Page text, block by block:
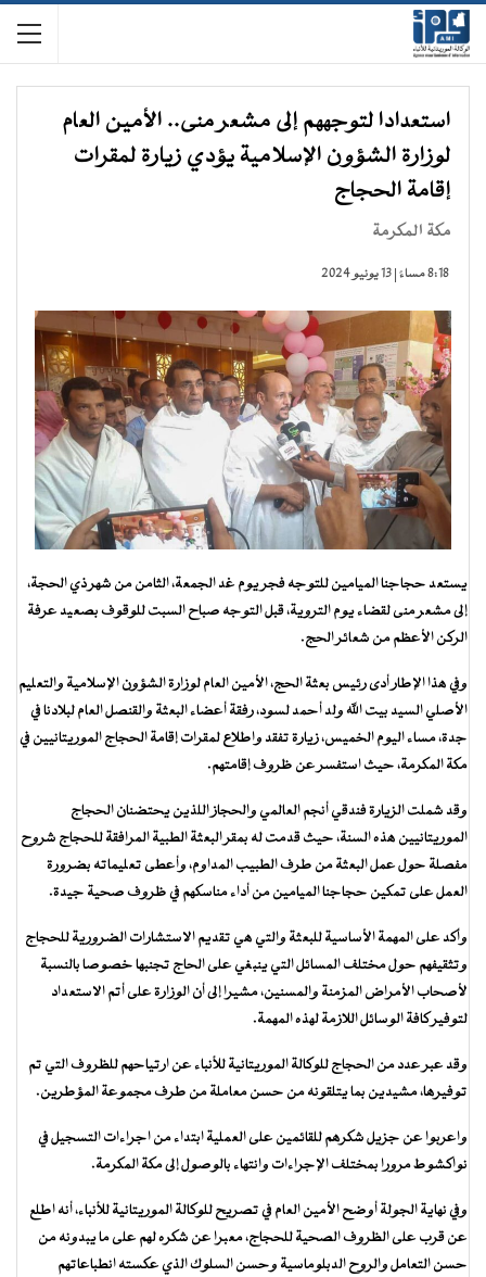
استعدادا لتوجههم إلى مشعر منى.. الأمين العام
لوزارة الشؤون الإسلامية يؤدي زيارة لمقرات
إقامة الحجاج
مكة المكرمة
8:18 مساءً | 13 يونيو 2024
يستعد حجاجنا الميامين للتوجه فجر يوم غد الجمعة، الثامن من شهر ذي الحجة،
إلى مشعر منى لقضاء يوم التروية، قبل التوجه صباح السبت للوقوف بصعيد عرفة
الركن الأعظم من شعائر الحج.
وفي هذا الإطار أدى رئيس بعثة الحج، الأمين العام لوزارة الشؤون الإسلامية والتعليم
الأصلي السيد بيت الله ولد أحمد لسود، رفقة أعضاء البعثة والقنصل العام لبلادنا في
جدة، مساء اليوم الخميس، زيارة تفقد واطلاع لمقرات إقامة الحجاج الموريتانيين في
مكة المكرمة، حيث استفسر عن ظروف إقامتهم.
وقد شملت الزيارة فندقي أنجم العالمي والحجاز اللذين يحتضنان الحجاج
الموريتانيين هذه السنة، حيث قدمت له بمقر البعثة الطبية المرافقة للحجاج شروح
مفصلة حول عمل البعثة من طرف الطبيب المداوم، وأعطى تعليماته بضرورة
العمل على تمكين حجاجنا الميامين من أداء مناسكهم في ظروف صحية جيدة.
وأكد على المهمة الأساسية للبعثة والتي هي تقديم الاستشارات الضرورية للحجاج
وتثقيفهم حول مختلف المسائل التي ينبغي على الحاج تجنبها خصوصا بالنسبة
لأصحاب الأمراض المزمنة والمسنين، مشيرا إلى أن الوزارة على أتم الاستعداد
لتوفير كافة الوسائل اللازمة لهذه المهمة.
وقد عبر عدد من الحجاج للوكالة الموريتانية للأنباء عن ارتياحهم للظروف التي تم
توفيرها، مشيدين بما يتلقونه من حسن معاملة من طرف مجموعة المؤطرين.
واعربوا عن جزيل شكرهم للقائمين على العملية ابتداء من اجراءات التسجيل في
نواكشوط مرورا بمختلف الإجراءات وانتهاء بالوصول إلى مكة المكرمة.
وفي نهاية الجولة أوضح الأمين العام في تصريح للوكالة الموريتانية للأنباء، أنه اطلع
عن قرب على الظروف الصحية للحجاج، معبرا عن شكره لهم على ما يبدونه من
حسن التعامل والروح الدبلوماسية وحسن السلوك الذي عكسته انطباعاتهم